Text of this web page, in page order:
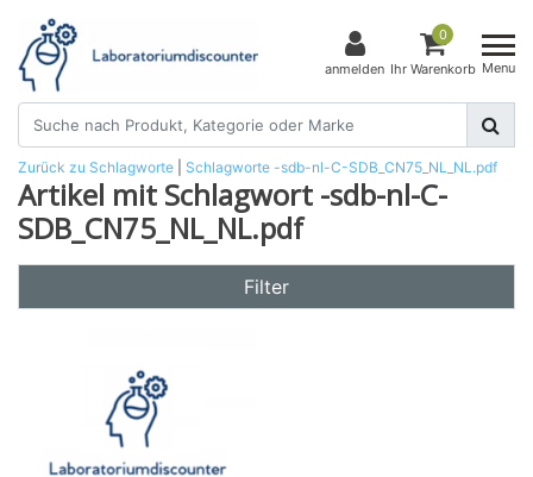
anmelden
0
Ihr Warenkorb Menu
Zurück zu Schlagworte Schlagworte -sdb-nl-C-SDB_CN75_NL_NL.pdf
Artikel mit Schlagwort -sdb-nl-C-
SDB_CN75_NL_NL.pdf
Filter